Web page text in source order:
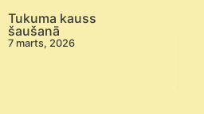
Tukuma kauss
šaušanā
7 marts, 2026